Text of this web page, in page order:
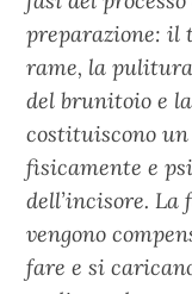
preparazione: il
rame, la
del brunitoio e
costituiscono
fisicamente e
dell’incisore. La
vengono
fare e si